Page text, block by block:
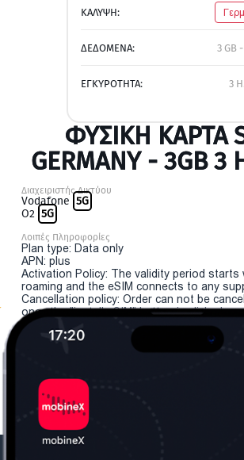
ΚΑΛΥΨΗ:
ΔΕΔΟΜΕΝΑ: 3 GB
ΕΓΚΥΡΟΤΗΤΑ: 3
ΦΥΣΙΚΉ ΚΆΡΤΑ
GERMANY - 3GB
Διαχειριστής Δικτύου
Vodafone 5G
O2 5G
Λοιπές Πληροφορίες
Plan type: Data only
APN: plus
Activation Policy: The validity period starts
roaming and the eSIM connects to any
Cancellation policy: Order can not be
once the "install eSIM" button is clicked.